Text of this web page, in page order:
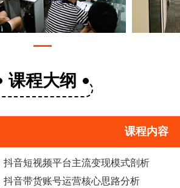
课程大纲
课程内容
抖音短视频平台主流变现模式剖析
抖音带货账号运营核心思路分析